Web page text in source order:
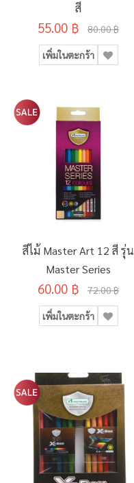
สี
55.00 ฿ 80.00 ฿
เพิ่มในตะกร้า
สีไม้ Master Art 12 สี รุ่น
Master Series
60.00 ฿ 72.00 ฿
เพิ่มในตะกร้า